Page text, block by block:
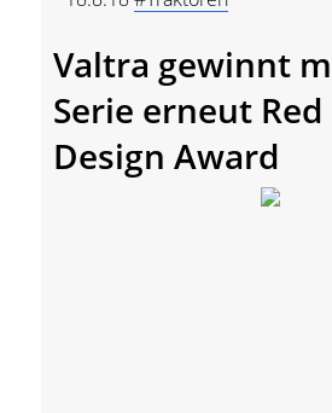
Valtra gewinnt
Serie erneut
Design Award